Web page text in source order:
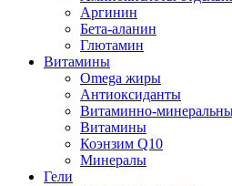
Аргинин
Бета-аланин
Глютамин
Витамины
Omega жиры
Антиоксиданты
Витаминно-
Витамины
Коэнзим Q10
Минералы
Гели